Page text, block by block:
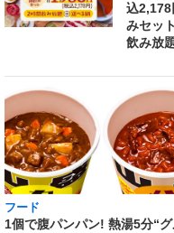
込2,178
みセッ
飲み放
フード
1個で腹パンパン! 熱湯5分“